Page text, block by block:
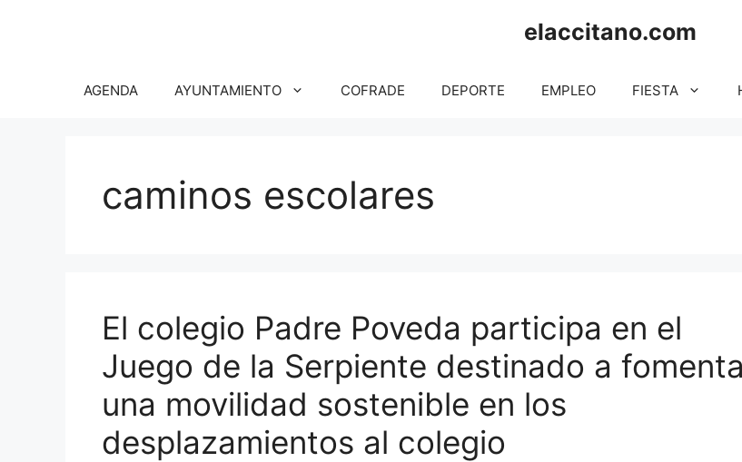
elaccitano.com
AGENDA AYUNTAMIENTO COFRADE DEPORTE EMPLEO FIESTA
caminos escolares
El colegio Padre Poveda participa en el
Juego de la Serpiente destinado a
una movilidad sostenible en los
desplazamientos al colegio